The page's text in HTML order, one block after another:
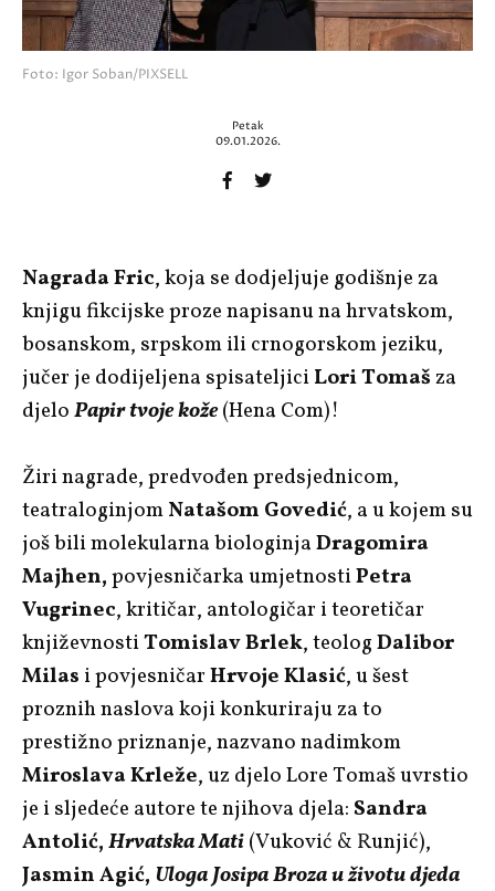
Foto: Igor Soban/PIXSELL
Petak
09.01.2026.
Nagrada Fric, koja se dodjeljuje godišnje za
knjigu fikcijske proze napisanu na hrvatskom,
bosanskom, srpskom ili crnogorskom jeziku,
jučer je dodijeljena spisateljiciLori Tomašza
djeloPapir tvoje kože(Hena Com)!
Žiri nagrade, predvođen predsjednicom,
teatraloginjomNatašom Govedić, a u kojem su
još bili molekularna biologinjaDragomira
Majhen,povjesničarka umjetnostiPetra
Vugrinec, kritičar, antologičar i teoretičar
književnostiTomislav Brlek, teologDalibor
Milas i povjesničarHrvoje Klasić, u šest
proznih naslova koji konkuriraju za to
prestižno priznanje, nazvano nadimkom
Miroslava Krleže, uz djelo Lore Tomaš uvrstio
je i sljedeće autore te njihova djela:Sandra
Antolić,Hrvatska Mati(Vuković & Runjić),
Jasmin Agić, Uloga Josipa Broza u životu djeda